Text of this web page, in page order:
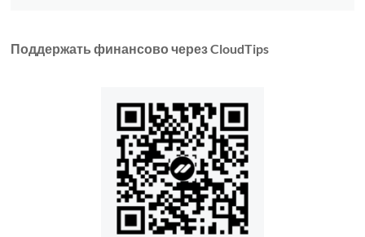
Поддержать финансово через CloudTips